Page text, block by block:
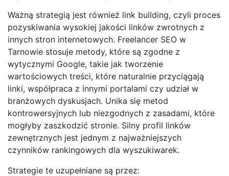
Ważną strategią jest również link building, czyli proces
pozyskiwania wysokiej jakości linków zwrotnych z
innych stron internetowych. Freelancer SEO w
Tarnowie stosuje metody, które są zgodne z
wytycznymi Google, takie jak tworzenie
wartościowych treści, które naturalnie przyciągają
linki, współpraca z innymi portalami czy udział w
branżowych dyskusjach. Unika się metod
kontrowersyjnych lub niezgodnych z zasadami, które
mogłyby zaszkodzić stronie. Silny profil linków
zewnętrznych jest jednym z najważniejszych
czynników rankingowych dla wyszukiwarek.
Strategie te uzupełniane są przez: